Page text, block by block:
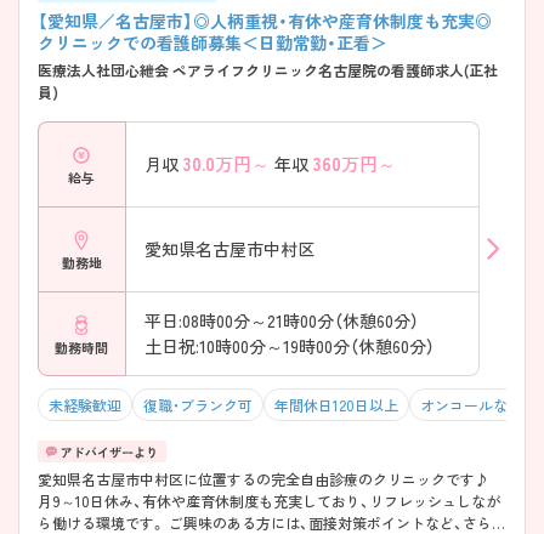
【愛知県／名古屋市】◎人柄重視・有休や産育休制度も充実◎
クリニックでの看護師募集＜日勤常勤・正看＞
医療法人社団心紲会 ペアライフクリニック名古屋院の看護師求人(正社
員)
給与
月収 30.0万円～ 年収 360万円～
勤務地
愛知県名古屋市中村区
勤務時間
平日:08時00分～21時00分（休憩60分）
土日祝:10時00分～19時00分（休憩60分）
未経験歓迎 復職・ブランク可 年間休日120日以上 オンコールなし
愛知県名古屋市中村区に位置するの完全自由診療のクリニックです♪
月9～10日休み、有休や産育休制度も充実しており、リフレッシュしなが
ら働ける環境です。 ご興味のある方には、面接対策ポイントなど、さらに